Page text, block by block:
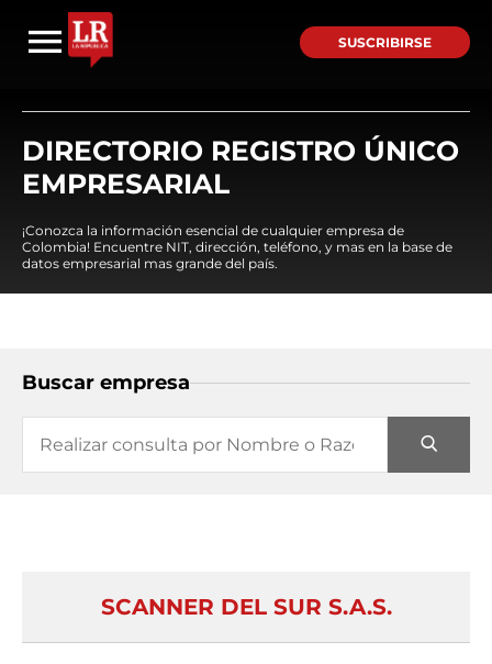
SUSCRIBIRSE
DIRECTORIO REGISTRO ÚNICO
EMPRESARIAL
¡Conozca la información esencial de cualquier empresa de
Colombia! Encuentre NIT, dirección, teléfono, y mas en la base de
datos empresarial mas grande del país.
Buscar empresa
SCANNER DEL SUR S.A.S.